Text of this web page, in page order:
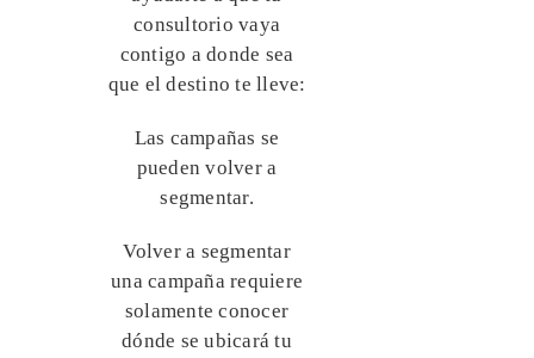
consultorio vaya
contigo a donde sea
que el destino te lleve:
Las campañas se
pueden volver a
segmentar.
Volver a segmentar
una campaña requiere
solamente conocer
dónde se ubicará tu